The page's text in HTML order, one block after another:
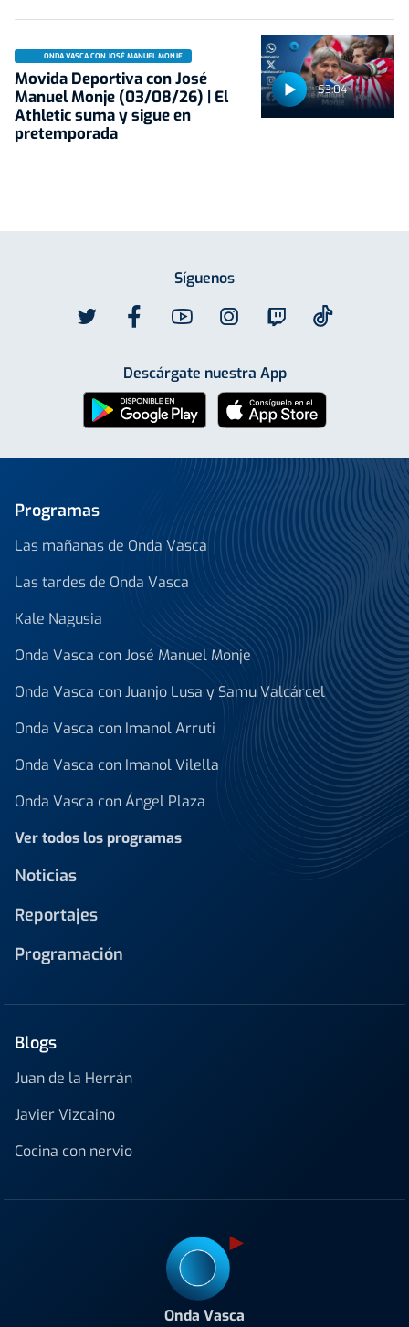
53:04
ONDA VASCA CON JOSÉ MANUEL MONJE
Movida Deportiva con José
Manuel Monje (03/08/26) | El
Athletic suma y sigue en
pretemporada
Síguenos
Descárgate nuestra App
Programas
Las mañanas de Onda Vasca
Las tardes de Onda Vasca
Kale Nagusia
Onda Vasca con José Manuel Monje
Onda Vasca con Juanjo Lusa y Samu Valcárcel
Onda Vasca con Imanol Arruti
Onda Vasca con Imanol Vilella
Onda Vasca con Ángel Plaza
Ver todos los programas
Noticias
Reportajes
Programación
Blogs
Juan de la Herrán
Javier Vizcaino
Cocina con nervio
Onda Vasca